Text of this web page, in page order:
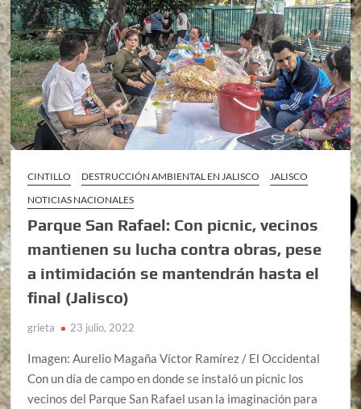
CINTILLO DESTRUCCIÓN AMBIENTAL EN JALISCO
JALISCO
NOTICIAS NACIONALES
Parque San Rafael: Con picnic, vecinos
mantienen su lucha contra obras, pese
a intimidación se mantendrán hasta el
final (Jalisco)
grieta 23 julio, 2022
Imagen: Aurelio Magaña Víctor Ramírez / El Occidental
Con un día de campo en donde se instaló un picnic los
vecinos del Parque San Rafael usan la imaginación para